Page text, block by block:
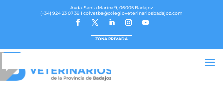
Avda. Santa Marina 9, 06005 Badajoz
(+34) 924 23 07 39 I colvetba@colegioveterinariosbadajoz.com
ZONA PRIVADA